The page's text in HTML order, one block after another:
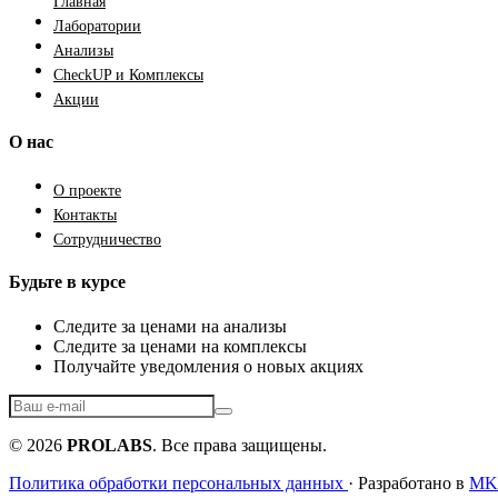
Лаборатории
Анализы
CheckUP и Комплексы
Акции
О нас
О проекте
Контакты
Сотрудничество
Будьте в курсе
Следите за ценами на анализы
Следите за ценами на комплексы
Получайте уведомления о новых акциях
© 2026 PROLABS. Все права защищены.
Политика обработки персональных данных · Разработано в